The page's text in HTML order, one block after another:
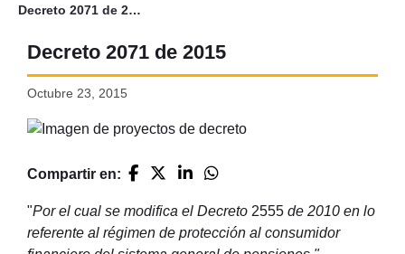
Decreto 2071 de 2015
Decreto 2071 de 2015
Octubre 23, 2015
Compartir en:
"Por el cual se modifica el Decreto 2555 de 2010 en lo
referente al régimen de protección al consumidor